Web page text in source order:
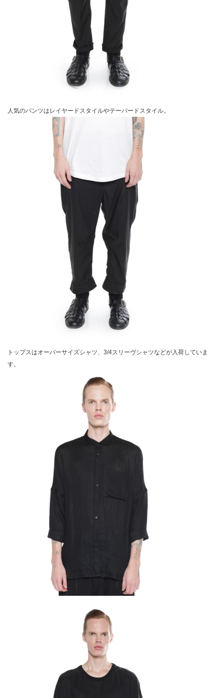
人気のパンツはレイヤードスタイルやテーパードスタイル。
トップスはオーバーサイズシャツ、3/4スリーヴシャツなどが入荷していま
す。